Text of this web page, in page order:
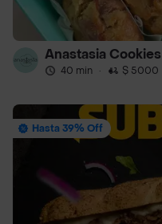
Anastasia Cookies
40 min · $ 5000
Hasta 39% Off